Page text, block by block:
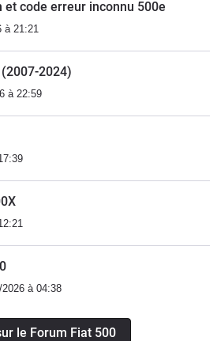
code erreur inconnu 500e
à 21:21
2024)
à 22:59
2026 à 04:38
le Forum Fiat 500